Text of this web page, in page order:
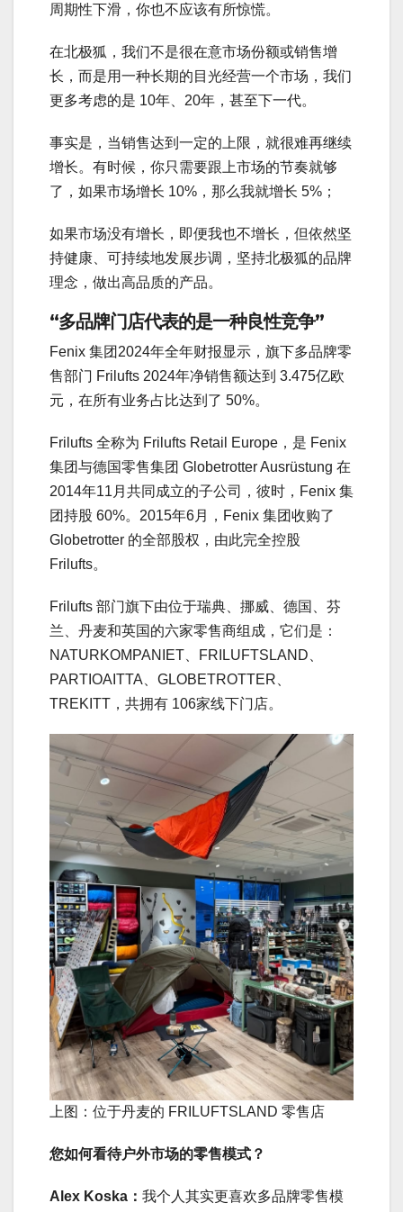
周期性下滑，你也不应该有所惊慌。
在北极狐，我们不是很在意市场份额或销售增
长，而是用一种长期的目光经营一个市场，我们
更多考虑的是 10年、20年，甚至下一代。
事实是，当销售达到一定的上限，就很难再继续
增长。有时候，你只需要跟上市场的节奏就够
了，如果市场增长 10%，那么我就增长 5%；
如果市场没有增长，即便我也不增长，但依然坚
持健康、可持续地发展步调，坚持北极狐的品牌
理念，做出高品质的产品。
“多品牌门店代表的是一种良性竞争”
Fenix 集团2024年全年财报显示，旗下多品牌零
售部门 Frilufts 2024年净销售额达到 3.475亿欧
元，在所有业务占比达到了 50%。
Frilufts 全称为 Frilufts Retail Europe，是 Fenix
集团与德国零售集团 Globetrotter Ausrüstung 在
2014年11月共同成立的子公司，彼时，Fenix 集
团持股 60%。2015年6月，Fenix 集团收购了
Globetrotter 的全部股权，由此完全控股
Frilufts。
Frilufts 部门旗下由位于瑞典、挪威、德国、芬
兰、丹麦和英国的六家零售商组成，它们是：
NATURKOMPANIET、FRILUFTSLAND、
PARTIOAITTA、GLOBETROTTER、
TREKITT，共拥有 106家线下门店。
上图：位于丹麦的 FRILUFTSLAND 零售店
您如何看待户外市场的零售模式？
Alex Koska： 我个人其实更喜欢多品牌零售模